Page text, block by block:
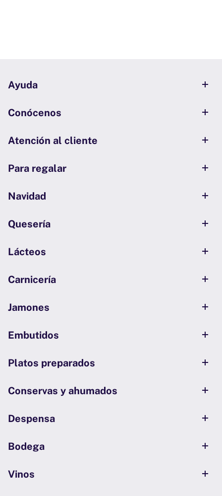
Ayuda
Conócenos
Atención al cliente
Para regalar
Navidad
Quesería
Lácteos
Carnicería
Jamones
Embutidos
Platos preparados
Conservas y ahumados
Despensa
Bodega
Vinos